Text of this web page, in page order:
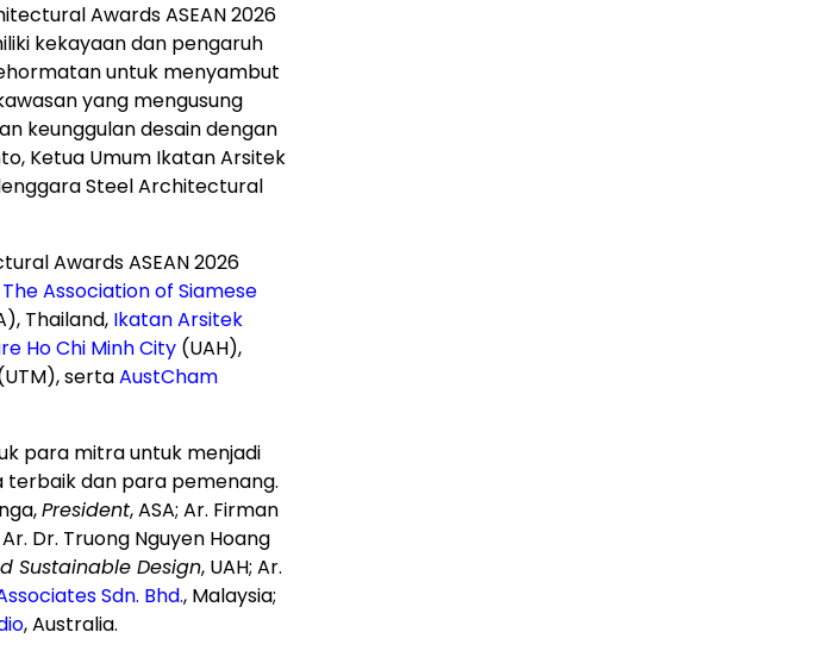
Awards ASEAN 2026
kekayaan dan pengaruh
untuk menyambut
yang mengusung
keunggulan desain dengan
, Ketua Umum Ikatan Arsitek
Steel Architectural
Awards ASEAN 2026
The Association of Siamese
Thailand, Ikatan Arsitek
Ho Chi Minh City (UAH),
sertaAustCham
para mitra untuk menjadi
terbaik dan para pemenang.
President, ASA; Ar. Firman
Dr. Truong Nguyen Hoang
Sustainable Design, UAH; Ar.
Sdn. Bhd., Malaysia;
,Australia.